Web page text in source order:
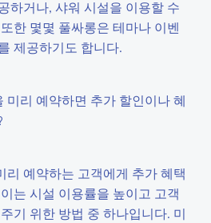
하거나, 샤워 시설을 이용할 수
한 몇몇 풀싸롱은 테마나 이벤
제공하기도 합니다.
미리 예약하면 추가 할인이나 혜
리 예약하는 고객에게 추가 혜택
는 시설 이용률을 높이고 고객
기 위한 방법 중 하나입니다. 미